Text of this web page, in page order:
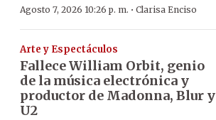
Agosto 7, 2026 10:26 p. m. · Clarisa Enciso
Arte y Espectáculos
Fallece William Orbit, genio
de la música electrónica y
productor de Madonna, Blur y
U2